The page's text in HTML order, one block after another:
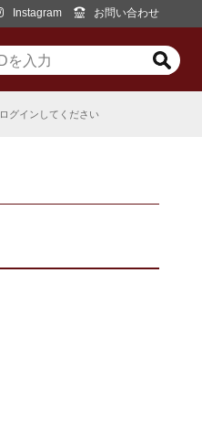
Instagram お問い合わせ
ログインしてください